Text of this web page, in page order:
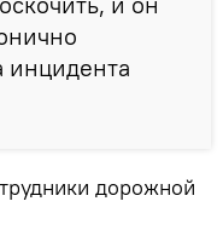
инцидента
дорожной